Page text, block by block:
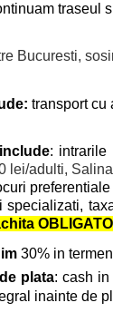
traseul
Bucuresti,
transport cu
: intrarile
lei/adulti,
specializati,
30% in
plata: cash
inainte de